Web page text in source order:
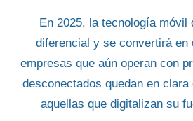
En 2025, la tecnología móvil
diferencial y se convertirá en
empresas que aún operan con
desconectados quedan en
aquellas que digitalizan su